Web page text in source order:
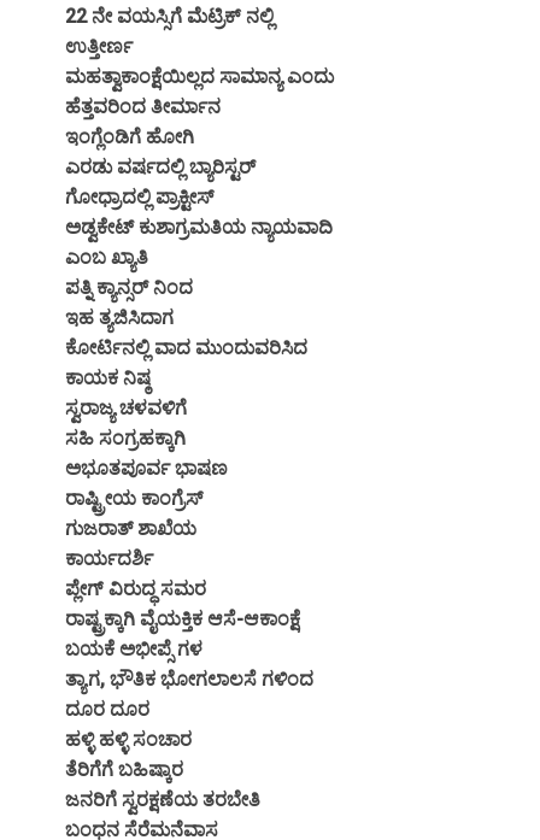
22 ನೇ ವಯಸ್ಸಿಗೆ ಮೆಟ್ರಿಕ್ ನಲ್ಲಿ
ಉತ್ತೀರ್ಣ
ಮಹತ್ವಾಕಾಂಕ್ಷೆಯಿಲ್ಲದ ಸಾಮಾನ್ಯ ಎಂದು
ಹೆತ್ತವರಿಂದ ತೀರ್ಮಾನ
ಇಂಗ್ಲೆಂಡಿಗೆ ಹೋಗಿ
ಎರಡು ವರ್ಷದಲ್ಲಿ ಬ್ಯಾರಿಸ್ಟರ್
ಗೋಧ್ರಾದಲ್ಲಿ ಪ್ರಾಕ್ಟೀಸ್
ಅಡ್ವಕೇಟ್ ಕುಶಾಗ್ರಮತಿಯ ನ್ಯಾಯವಾದಿ
ಎಂಬ ಖ್ಯಾತಿ
ಪತ್ನಿ ಕ್ಯಾನ್ಸರ್ ನಿಂದ
ಇಹ ತ್ಯಜಿಸಿದಾಗ
ಕೋರ್ಟಿನಲ್ಲಿ ವಾದ ಮುಂದುವರಿಸಿದ
ಕಾಯಕ ನಿಷ್ಠ
ಸ್ವರಾಜ್ಯ ಚಳವಳಿಗೆ
ಸಹಿ ಸಂಗ್ರಹಕ್ಕಾಗಿ
ಅಭೂತಪೂರ್ವ ಭಾಷಣ
ರಾಷ್ಟ್ರೀಯ ಕಾಂಗ್ರೆಸ್
ಗುಜರಾತ್ ಶಾಖೆಯ
ಕಾರ್ಯದರ್ಶಿ
ಪ್ಲೇಗ್ ವಿರುದ್ಧ ಸಮರ
ರಾಷ್ಟ್ರಕ್ಕಾಗಿ ವೈಯಕ್ತಿಕ ಆಸೆ-ಆಕಾಂಕ್ಷೆ
ಬಯಕೆ ಅಭೀಪ್ಸೆ ಗಳ
ತ್ಯಾಗ, ಭೌತಿಕ ಭೋಗಲಾಲಸೆ ಗಳಿಂದ
ದೂರ ದೂರ
ಹಳ್ಳಿ ಹಳ್ಳಿ ಸಂಚಾರ
ತೆರಿಗೆಗೆ ಬಹಿಷ್ಕಾರ
ಜನರಿಗೆ ಸ್ವರಕ್ಷಣೆಯ ತರಬೇತಿ
ಬಂಧನ ಸೆರೆಮನೆವಾಸ